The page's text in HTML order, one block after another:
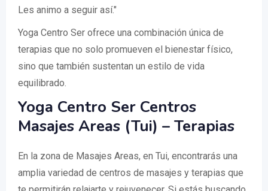
Les animo a seguir así."
Yoga Centro Ser ofrece una combinación única de
terapias que no solo promueven el bienestar físico,
sino que también sustentan un estilo de vida
equilibrado.
Yoga Centro Ser Centros
Masajes Areas (Tui) – Terapias
En la zona de Masajes Areas, en Tui, encontrarás una
amplia variedad de centros de masajes y terapias que